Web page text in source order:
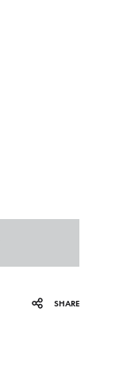
SHARE